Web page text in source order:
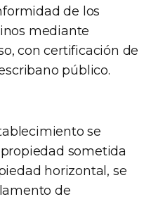
de los
mediante
con certificación de
público.
se
sometida
horizontal, se
de